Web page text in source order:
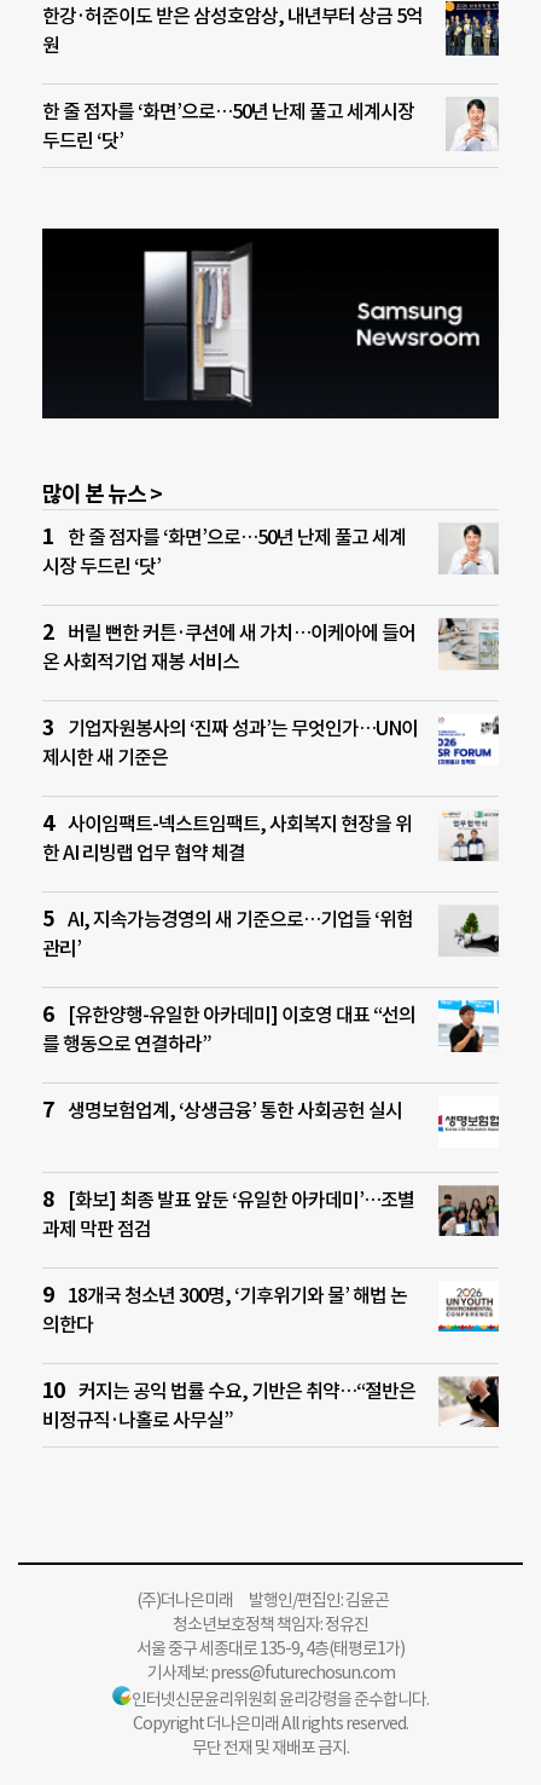
한강·허준이도 받은 삼성호암상, 내년부터 상금 5억
원
한 줄 점자를 ‘화면’으로…50년 난제 풀고 세계시장
두드린 ‘닷’
많이 본 뉴스 >
한 줄 점자를 ‘화면’으로…50년 난제 풀고 세계
시장 두드린 ‘닷’
버릴 뻔한 커튼·쿠션에 새 가치…이케아에 들어
온 사회적기업 재봉 서비스
기업자원봉사의 ‘진짜 성과’는 무엇인가…UN이
제시한 새 기준은
사이임팩트-넥스트임팩트, 사회복지 현장을 위
한 AI 리빙랩 업무 협약 체결
AI, 지속가능경영의 새 기준으로…기업들 ‘위험
관리’
[유한양행-유일한 아카데미] 이호영 대표 “선의
를 행동으로 연결하라”
생명보험업계, ‘상생금융’ 통한 사회공헌 실시
[화보] 최종 발표 앞둔 ‘유일한 아카데미’…조별
과제 막판 점검
18개국 청소년 300명, ‘기후위기와 물’ 해법 논
의한다
커지는 공익 법률 수요, 기반은 취약…“절반은
비정규직·나홀로 사무실”
(주)더나은미래 발행인/편집인: 김윤곤
청소년보호정책 책임자: 정유진
서울 중구 세종대로 135-9, 4층(태평로1가)
기사제보:press@futurechosun.com
인터넷신문윤리위원회 윤리강령을 준수합니다.
Copyright 더나은미래 All rights reserved.
무단 전재 및 재배포 금지.